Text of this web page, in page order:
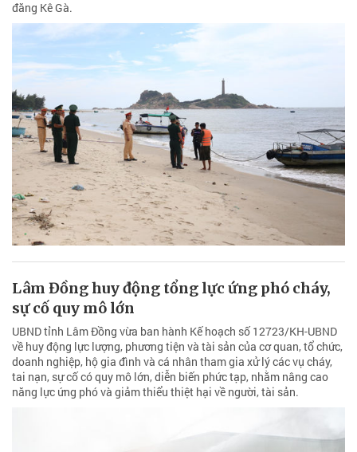
đăng Kê Gà.
Lâm Đồng huy động tổng lực ứng phó cháy,
sự cố quy mô lớn
UBND tỉnh Lâm Đồng vừa ban hành Kế hoạch số 12723/KH-UBND
về huy động lực lượng, phương tiện và tài sản của cơ quan, tổ chức,
doanh nghiệp, hộ gia đình và cá nhân tham gia xử lý các vụ cháy,
tai nạn, sự cố có quy mô lớn, diễn biến phức tạp, nhằm nâng cao
năng lực ứng phó và giảm thiểu thiệt hại về người, tài sản.